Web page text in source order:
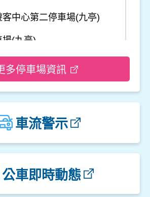
客中心第二停車場(九亭)
場(九亭)
公園停車場
客中心停車場一
停車場
車場
多停車場資訊
車流警示
公車即時動態